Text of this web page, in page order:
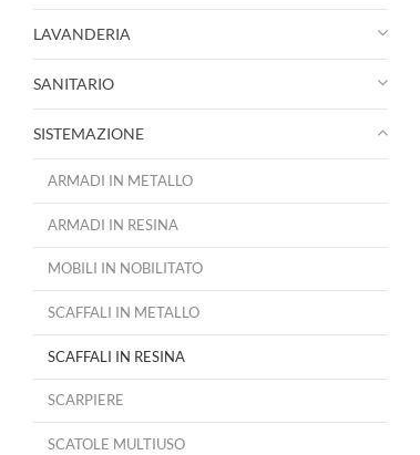
LAVANDERIA
SANITARIO
SISTEMAZIONE
ARMADI IN METALLO
ARMADI IN RESINA
MOBILI IN NOBILITATO
SCAFFALI IN METALLO
SCAFFALI IN RESINA
SCARPIERE
SCATOLE MULTIUSO